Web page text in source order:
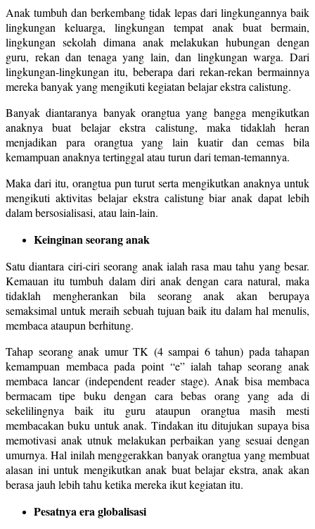
Anak tumbuh dan berkembang tidak lepas dari lingkungannya baik
lingkungan keluarga, lingkungan tempat anak buat bermain,
lingkungan sekolah dimana anak melakukan hubungan dengan
guru, rekan dan tenaga yang lain, dan lingkungan warga. Dari
lingkungan-lingkungan itu, beberapa dari rekan-rekan bermainnya
mereka banyak yang mengikuti kegiatan belajar ekstra calistung.
Banyak diantaranya banyak orangtua yang bangga mengikutkan
anaknya buat belajar ekstra calistung, maka tidaklah heran
menjadikan para orangtua yang lain kuatir dan cemas bila
kemampuan anaknya tertinggal atau turun dari teman-temannya.
Maka dari itu, orangtua pun turut serta mengikutkan anaknya untuk
mengikuti aktivitas belajar ekstra calistung biar anak dapat lebih
dalam bersosialisasi, atau lain-lain.
Keinginan seorang anak
Satu diantara ciri-ciri seorang anak ialah rasa mau tahu yang besar.
Kemauan itu tumbuh dalam diri anak dengan cara natural, maka
tidaklah mengherankan bila seorang anak akan berupaya
semaksimal untuk meraih sebuah tujuan baik itu dalam hal menulis,
membaca ataupun berhitung.
Tahap seorang anak umur TK (4 sampai 6 tahun) pada tahapan
kemampuan membaca pada point “e” ialah tahap seorang anak
membaca lancar (independent reader stage). Anak bisa membaca
bermacam tipe buku dengan cara bebas orang yang ada di
sekelilingnya baik itu guru ataupun orangtua masih mesti
membacakan buku untuk anak. Tindakan itu ditujukan supaya bisa
memotivasi anak utnuk melakukan perbaikan yang sesuai dengan
umurnya. Hal inilah menggerakkan banyak orangtua yang membuat
alasan ini untuk mengikutkan anak buat belajar ekstra, anak akan
berasa jauh lebih tahu ketika mereka ikut kegiatan itu.
Pesatnya era globalisasi